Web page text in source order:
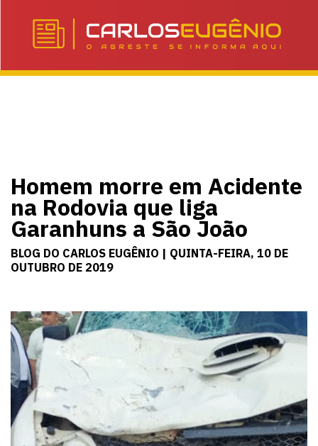
Homem morre em Acidente
na Rodovia que liga
Garanhuns a São João
BLOG DO CARLOS EUGÊNIO | QUINTA-FEIRA, 10 DE
OUTUBRO DE 2019